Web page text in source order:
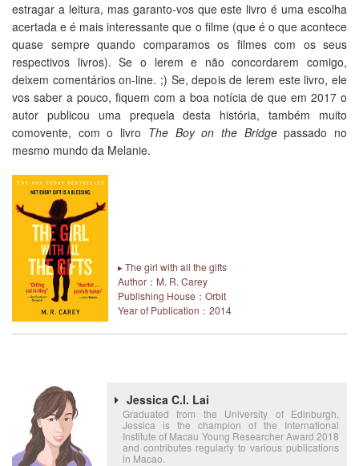
estragar a leitura, mas garanto-vos que este livro é uma escolha
acertada e é mais interessante que o filme (que é o que acontece
quase sempre quando comparamos os filmes com os seus
respectivos livros). Se o lerem e não concordarem comigo,
deixem comentários on-line. ;) Se, depois de lerem este livro, ele
vos saber a pouco, fiquem com a boa notícia de que em 2017 o
autor publicou uma prequela desta história, também muito
comovente, com o livro The Boy on the Bridgepassado no
mesmo mundo da Melanie.
▸ The girl with all the gifts
Author：M. R. Carey
Publishing House：Orbit
Year of Publication：2014
Jessica C.I. Lai
Graduated from the University of Edinburgh,
Jessica is the champion of the International
Institute of Macau Young Researcher Award 2018
and contributes regularly to various publications
in Macao.